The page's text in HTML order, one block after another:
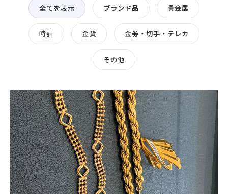
全てを表示 ブランド品 貴金属
時計 金貨 金券・切手・テレカ
その他